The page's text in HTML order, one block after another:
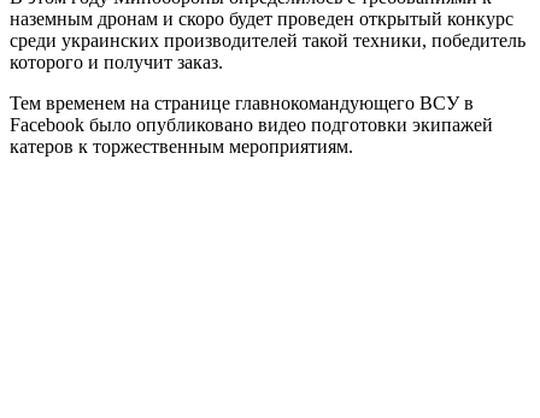
наземным дронам и скоро будет проведен открытый конкурс
среди украинских производителей такой техники, победитель
которого и получит заказ.
Тем временем на странице главнокомандующего ВСУ в
Facebook было опубликовано видео подготовки экипажей
катеров к торжественным мероприятиям.